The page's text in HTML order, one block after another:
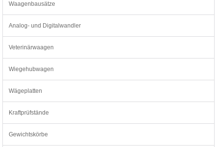
Waagenbausätze
Analog- und Digitalwandler
Veterinärwaagen
Wiegehubwagen
Wägeplatten
Kraftprüfstände
Gewichtskörbe